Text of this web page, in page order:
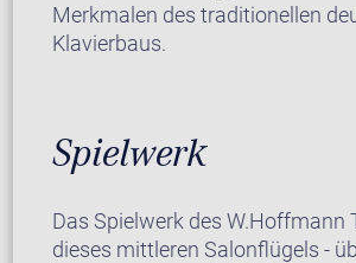
Merkmalen des traditionellen
Klavierbaus.
Spielwerk
Das Spielwerk des W.Hoffmann
dieses mittleren Salonflügels -